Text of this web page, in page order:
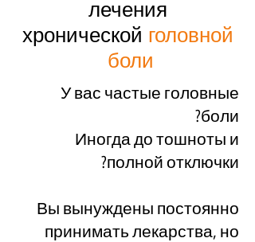
лечения
хронической головной
боли
У вас частые головные
боли?
Иногда до тошноты и
полной отключки?
Вы вынуждены постоянно
принимать лекарства, но